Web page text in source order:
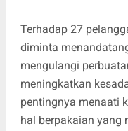
Terhadap 27
diminta
mengulangi
meningkatkan
pentingnya menaati
hal berpakaian yang